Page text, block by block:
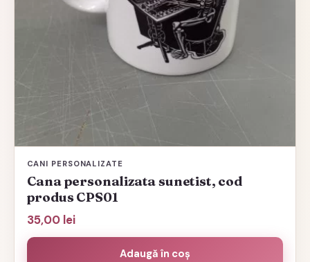
CANI PERSONALIZATE
Cana personalizata sunetist, cod
produs CPS01
35,00 lei
Adaugă în coș